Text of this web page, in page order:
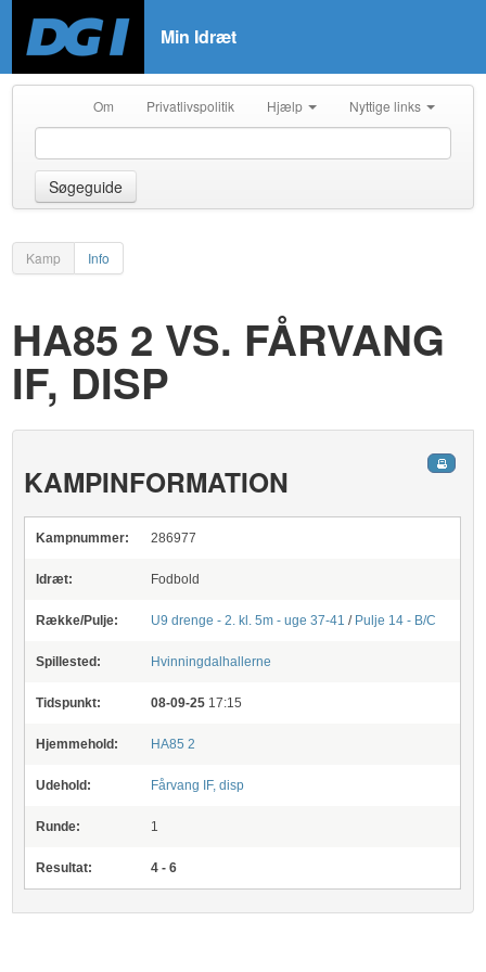
Min Idræt
Om Privatlivspolitik Hjælp Nyttige links
Søgeguide
Kamp Info
HA85 2 VS. FÅRVANG
IF, DISP
KAMPINFORMATION
Kampnummer: 286977
Idræt: Fodbold
Række/Pulje: U9 drenge - 2. kl. 5m - uge 37-41 / Pulje 14 - B/C
Spillested: Hvinningdalhallerne
Tidspunkt: 08-09-25 17:15
Hjemmehold: HA85 2
Udehold: Fårvang IF, disp
Runde: 1
Resultat: 4 - 6